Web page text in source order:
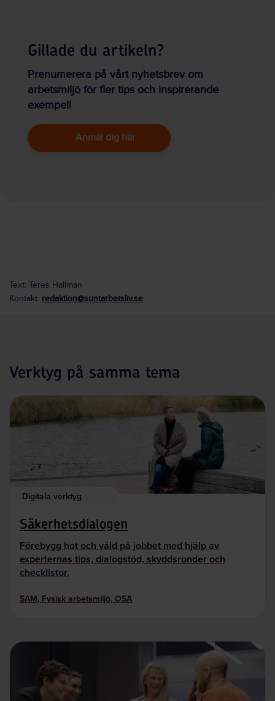
Gillade du artikeln?
Prenumerera på vårt nyhetsbrev om
arbetsmiljö för fler tips och inspirerande
exempel!
Anmäl dig här
Text: Teres Hallman
Kontakt: redaktion@suntarbetsliv.se
Verktyg på samma tema
Digitala verktyg
Säkerhetsdialogen
Förebygg hot och våld på jobbet med hjälp av
experternas tips, dialogstöd, skyddsronder och
checklistor.
SAM, Fysisk arbetsmiljö, OSA